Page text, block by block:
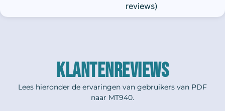
reviews)
KLANTENREVIEWS
Lees hieronder de ervaringen van gebruikers van PDF
naar MT940.